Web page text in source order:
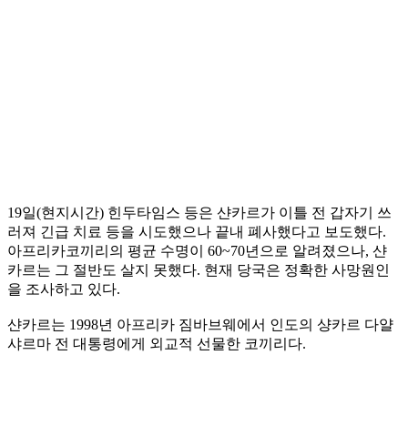
19일(현지시간) 힌두타임스 등은 샨카르가 이틀 전 갑자기 쓰
러져 긴급 치료 등을 시도했으나 끝내 폐사했다고 보도했다.
아프리카코끼리의 평균 수명이 60~70년으로 알려졌으나, 샨
카르는 그 절반도 살지 못했다. 현재 당국은 정확한 사망원인
을 조사하고 있다.
샨카르는 1998년 아프리카 짐바브웨에서 인도의 샹카르 다얄
샤르마 전 대통령에게 외교적 선물한 코끼리다.